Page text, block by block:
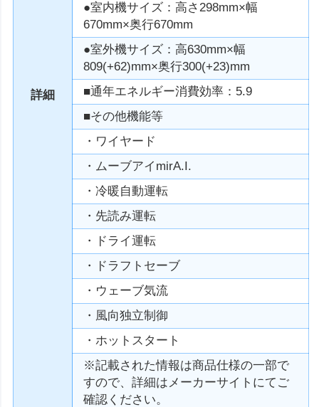
詳細
●室内機サイズ：高さ298mm×幅
670mm×奥行670mm
●室外機サイズ：高630mm×幅
809(+62)mm×奥行300(+23)mm
■通年エネルギー消費効率：5.9
■その他機能等
・ワイヤード
・ムーブアイmirA.I.
・冷暖自動運転
・先読み運転
・ドライ運転
・ドラフトセーブ
・ウェーブ気流
・風向独立制御
・ホットスタート
※記載された情報は商品仕様の一部で
すので、詳細はメーカーサイトにてご
確認ください。